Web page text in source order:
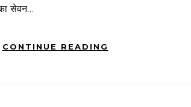
सेवन…
CONTINUE READING